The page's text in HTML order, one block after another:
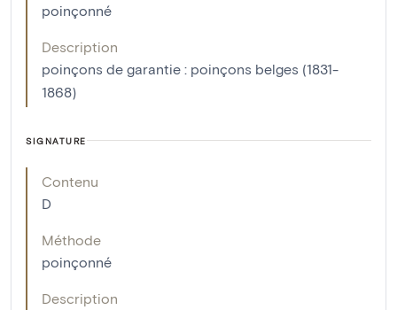
poinçonné
Description
poinçons de garantie : poinçons belges (1831-
1868)
SIGNATURE
Contenu
D
Méthode
poinçonné
Description